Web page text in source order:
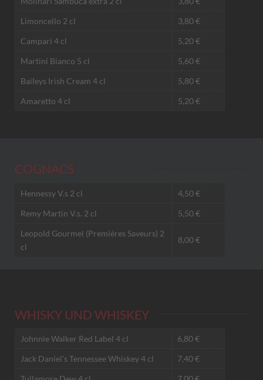
Limoncello 2 cl
3,80 €
Campari 4 cl
5,20 €
Martini Bianco 5 cl
5,60 €
Baileys Irish Cream 4 cl
5,80 €
Amaretto 4 cl
5,20 €
COGNACS
Hennessy V.s 2 cl
4,50 €
Remy Martin V.s. 2 cl
5,50 €
Leopold Gourmel (Premiéres Saveurs) 2
cl
8,00 €
WHISKY UND WHISKEY
Johnnie Walker Red Label 4 cl
6,80 €
Jack Daniel's Tennessee Whiskey 4 cl
7,40 €